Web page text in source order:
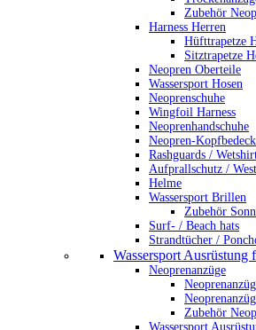
Zubehör
Harness Herren
Hüfttrapetze
Sitztrapetze
Neopren Oberteile
Wassersport Hosen
Neoprenschuhe
Wingfoil Harness
Neoprenhandschuhe
Neopren-
Rashguards /
Aufprallschutz /
Helme
Wassersport Brillen
Zubehör
Surf- / Beach hats
Strandtücher /
Wassersport
Neoprenanzüge
Zubehör
Wassersport